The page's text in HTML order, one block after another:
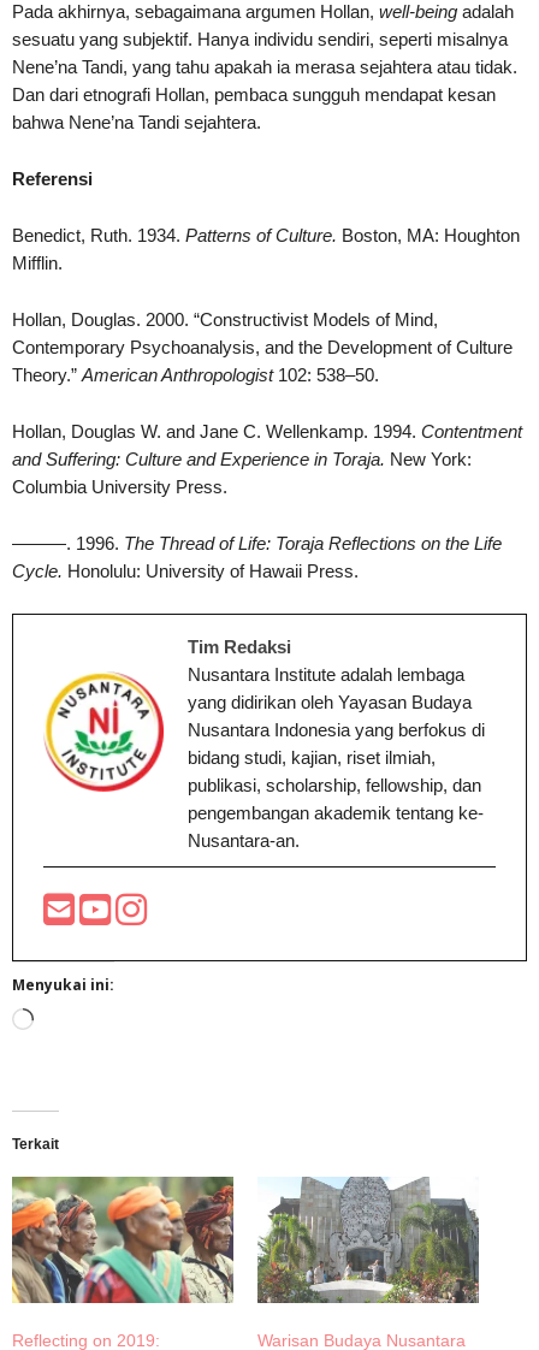
Pada akhirnya, sebagaimana argumen Hollan, well-being adalah
sesuatu yang subjektif. Hanya individu sendiri, seperti misalnya
Nene’na Tandi, yang tahu apakah ia merasa sejahtera atau tidak.
Dan dari etnografi Hollan, pembaca sungguh mendapat kesan
bahwa Nene’na Tandi sejahtera.
Referensi
Benedict, Ruth. 1934. Patterns of Culture. Boston, MA: Houghton
Mifflin.
Hollan, Douglas. 2000. “Constructivist Models of Mind,
Contemporary Psychoanalysis, and the Development of Culture
Theory.” American Anthropologist102: 538–50.
Hollan, Douglas W. and Jane C. Wellenkamp. 1994. Contentment
and Suffering: Culture and Experience in Toraja. New York:
Columbia University Press.
———. 1996. The Thread of Life: Toraja Reflections on the Life
Cycle. Honolulu: University of Hawaii Press.
Tim Redaksi
Nusantara Institute adalah lembaga
yang didirikan oleh Yayasan Budaya
Nusantara Indonesia yang berfokus di
bidang studi, kajian, riset ilmiah,
publikasi, scholarship, fellowship, dan
pengembangan akademik tentang ke-
Nusantara-an.
Menyukai ini:
Memuat...
Terkait
Reflecting on 2019: Warisan Budaya Nusantara